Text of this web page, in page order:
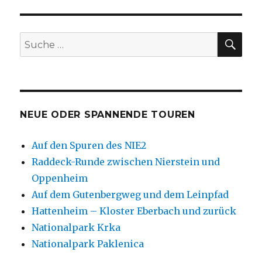
Suche
nach:
NEUE ODER SPANNENDE TOUREN
Auf den Spuren des NIE2
Raddeck-Runde zwischen Nierstein und
Oppenheim
Auf dem Gutenbergweg und dem Leinpfad
Hattenheim – Kloster Eberbach und zurück
Nationalpark Krka
Nationalpark Paklenica